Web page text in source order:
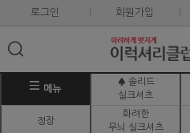
로그인 회원가입
메뉴
♠ 솔리드
실크셔츠
정장
화려한
무늬 실크셔츠